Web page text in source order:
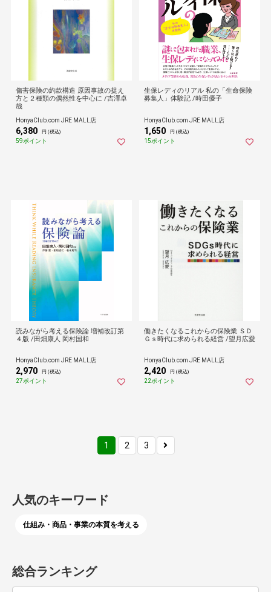
傷害保険の約款構造 原因事故の捉え
方と２種類の偶然性を中心に /吉澤卓
哉
HonyaClub.com JRE MALL店
6,380 円 (税込)
59ポイント
生保レディのリアル 私の「生命保険
募集人」体験記 /時田優子
HonyaClub.com JRE MALL店
1,650 円 (税込)
15ポイント
読みながら考える保険論 増補改訂第
４版 /田畑康人 岡村国和
HonyaClub.com JRE MALL店
2,970 円 (税込)
27ポイント
働きたくなるこれからの保険業 ＳＤ
Ｇｓ時代に求められる経営 /望月広愛
HonyaClub.com JRE MALL店
2,420 円 (税込)
22ポイント
1 2 3
人気のキーワード
仕組み・商品・事業の本質を考える
総合ランキング